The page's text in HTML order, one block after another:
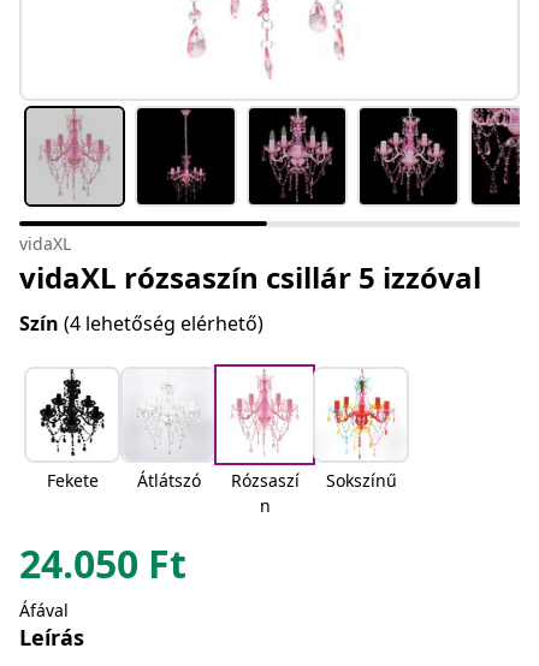
vidaXL
vidaXL rózsaszín csillár 5 izzóval
Szín (4 lehetőség elérhető)
Fekete Átlátszó
Rózsaszí
n
Sokszínű
24.050 Ft
Áfával
Leírás